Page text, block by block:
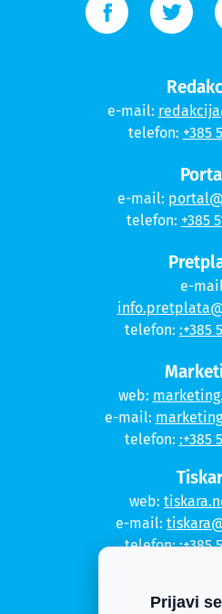
e-mail:
telefon: +385
e-mail:
telefon: +385
e-
telefon: :+385
web:
e-mail:
telefon: :+385
web:
e-mail:
telefon::+385
Prijavi